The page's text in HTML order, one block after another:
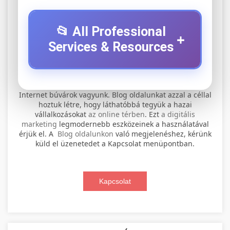
📂 All Professional
Services & Resources +
szervíz
+
Professional electric scooter repair and
maintenance services. Expert technicians
provide quality service for all major brands and
Visit Service Center
📊 2. online marketing
ügynökség
+
Comprehensive online marketing services
including SEO, social media management, and
🛴 3. legjobb elektromos roller
Internet búvárok vagyunk. Blog oldalunkat azzal a céllal
hoztuk létre, hogy láthatóbbá tegyük a hazai
vállalkozásokat az online térben. Ezt a digitális
marketing legmodernebb eszközeinek a használatával
érjük el. A Blog oldalunkon való megjelenéshez, kérünk
küld el üzenetedet a Kapcsolat menüpontban.
Kapcsolat